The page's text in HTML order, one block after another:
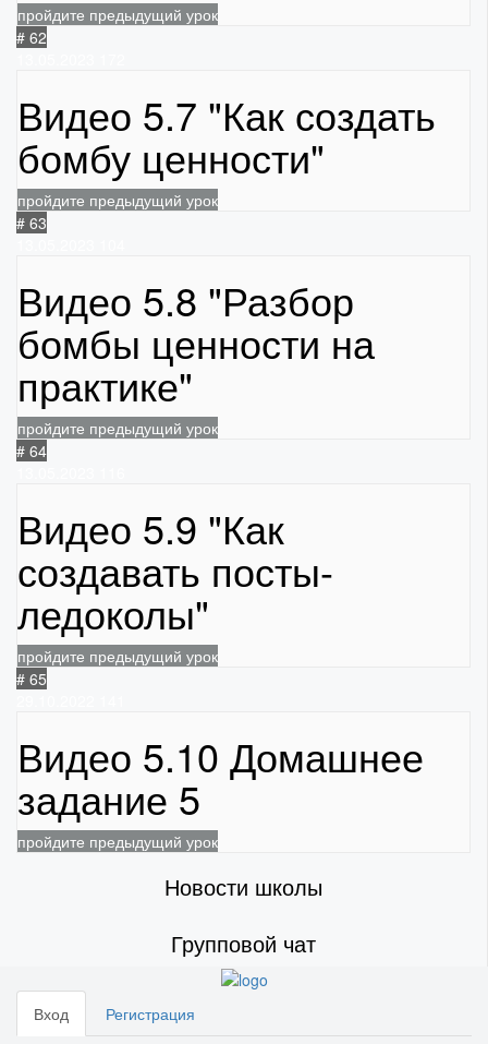
пройдите предыдущий урок
# 62
Видео 5.7 "Как создать
бомбу ценности"
пройдите предыдущий урок
# 63
Видео 5.8 "Разбор
бомбы ценности на
практике"
пройдите предыдущий урок
# 64
Видео 5.9 "Как
создавать посты-
ледоколы"
пройдите предыдущий урок
# 65
Видео 5.10 Домашнее
задание 5
пройдите предыдущий урок
Новости школы
Групповой чат
Вход Регистрация